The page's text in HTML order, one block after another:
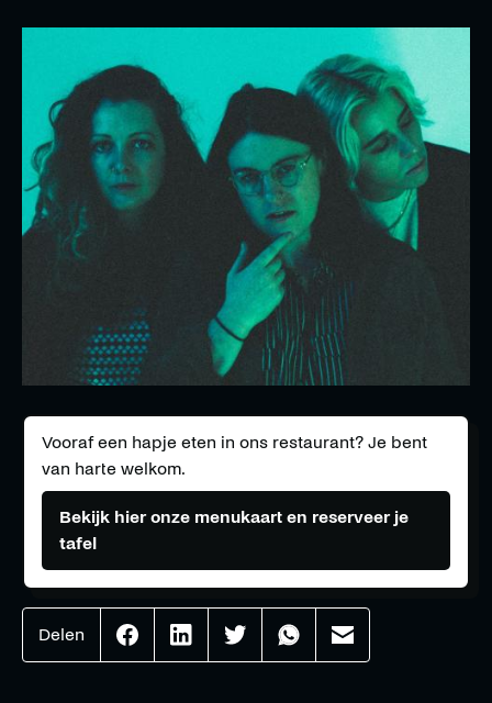
Vooraf een hapje eten in ons restaurant? Je bent
van harte welkom.
Bekijk hier onze menukaart en reserveer je
tafel
Delen
Effenaar
op
Effenaar
op
Effenaar
op
Effenaar
op
Effenaar
op